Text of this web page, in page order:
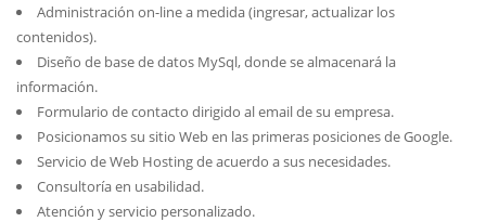
Administración on-line a medida (ingresar, actualizar los
contenidos).
Diseño de base de datos MySql, donde se almacenará la
información.
Formulario de contacto dirigido al email de su empresa.
Posicionamos su sitio Web en las primeras posiciones de Google.
Servicio de Web Hosting de acuerdo a sus necesidades.
Consultoría en usabilidad.
Atención y servicio personalizado.